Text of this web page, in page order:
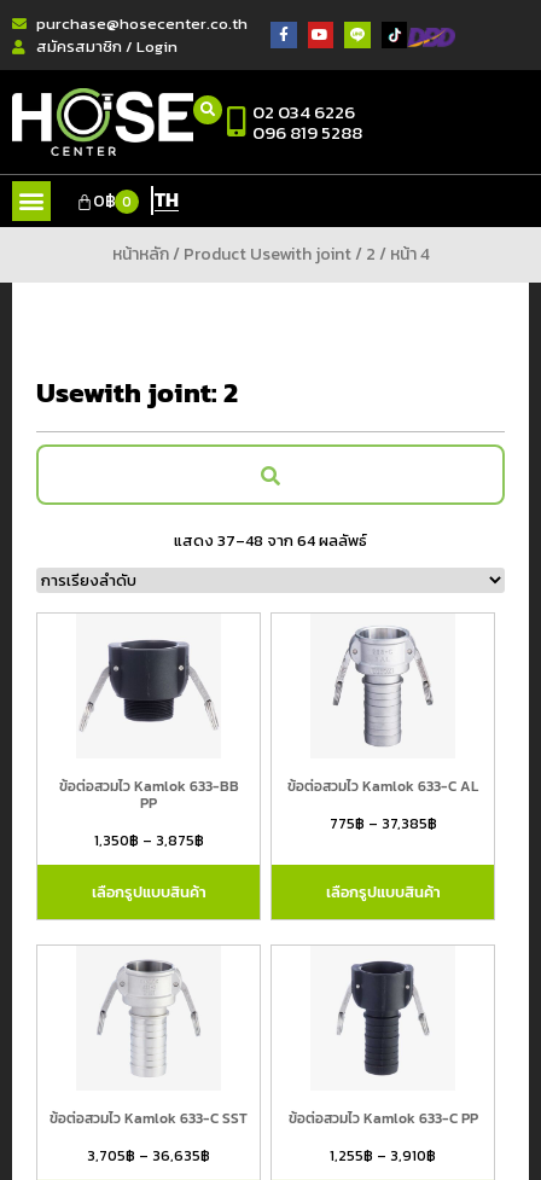
purchase@hosecenter.co.th
สมัครสมาชิก / Login
02 034 6226
096 819 5288
0฿ 0 TH
หน้าหลัก/ Product Usewith joint /2/ หน้า 4
Usewith joint:2
หมวดหมู่สินค้า
สายยางอุตสาหกรรม
สายยางรดน้ำต้นไม้ และ สายยางเกษตร
สายไฮดรอลิค
สายเฟล็กซ์สเตนเลส
ข้อต่อขนิดต่างๆ
สายยางและข้อต่ออื่นๆ
แบรนด์
Atlantiz
Continental
Center
Kingkong
แสดง 37–48 จาก 64 ผลลัพธ์
ข้อต่อสวมไว Kamlok 633-BB
PP
1,350฿ – 3,875฿
เลือกรูปแบบสินค้า
ข้อต่อสวมไว Kamlok 633-C AL
775฿ – 37,385฿
เลือกรูปแบบสินค้า
ข้อต่อสวมไว Kamlok 633-C SST
3,705฿ – 36,635฿
ข้อต่อสวมไว Kamlok 633-C PP
1,255฿ – 3,910฿